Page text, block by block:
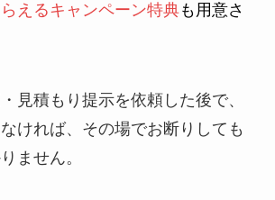
えるキャンペーン特典も用意さ
見積もり提示を依頼した後で、
ければ、その場でお断りしても
ません。